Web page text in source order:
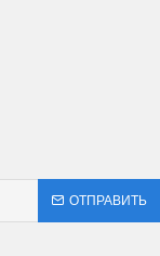
ОТПРАВИТЬ